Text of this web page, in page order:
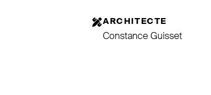
ARCHITECTE
Constance Guisset